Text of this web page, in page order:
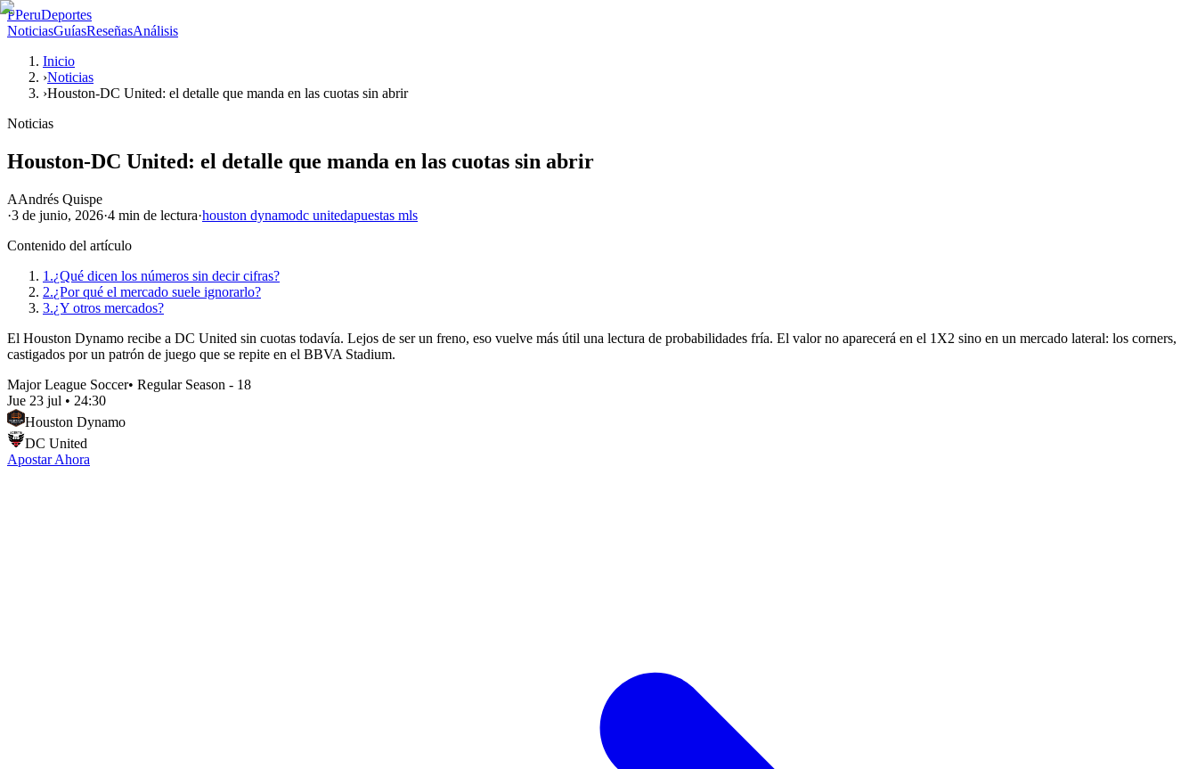
PPeruDeportes
NoticiasGuíasReseñasAnálisis
Inicio
›Noticias
›Houston-DC United: el detalle que manda en las cuotas sin abrir
Noticias
Houston-DC United: el detalle que manda en las cuotas sin abrir
AAndrés Quispe
·3 de junio, 2026·4 min de lectura·houston dynamodc unitedapuestas mls
Contenido del artículo
1.¿Qué dicen los números sin decir cifras?
2.¿Por qué el mercado suele ignorarlo?
3.¿Y otros mercados?
El Houston Dynamo recibe a DC United sin cuotas todavía. Lejos de ser un freno, eso vuelve más útil una lectura de probabilidades fría. El valor no aparecerá en el 1X2 sino en un mercado lateral: los corners,
castigados por un patrón de juego que se repite en el BBVA Stadium.
Major League Soccer• Regular Season - 18
Jue 23 jul • 24:30
Houston Dynamo
DC United
Apostar Ahora